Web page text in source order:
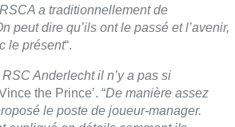
a traditionnellement de
peut dire qu’ils ont le passé et l’avenir,
le présent“.
Anderlecht il n’y a pas si
the Prince’. “De manière assez
le poste de joueur-manager.